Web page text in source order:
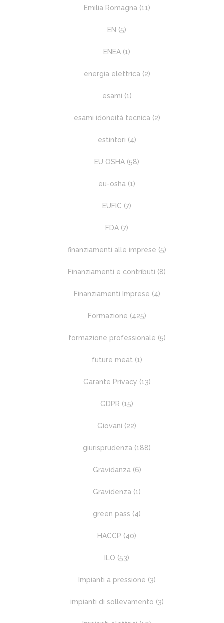
Emilia Romagna (11)
EN (5)
ENEA (1)
energia elettrica (2)
esami (1)
esami idoneità tecnica (2)
estintori (4)
EU OSHA (58)
eu-osha (1)
EUFIC (7)
FDA (7)
finanziamenti alle imprese (5)
Finanziamenti e contributi (8)
Finanziamenti Imprese (4)
Formazione (425)
formazione professionale (5)
future meat (1)
Garante Privacy (13)
GDPR (15)
Giovani (22)
giurisprudenza (188)
Gravidanza (6)
Gravidenza (1)
green pass (4)
HACCP (40)
ILO (53)
Impianti a pressione (3)
impianti di sollevamento (3)